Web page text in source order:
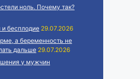
ноль. Почему так?
и бесплодие 29.07.2026
а беременность не
дальше 29.07.2026
у мужчин